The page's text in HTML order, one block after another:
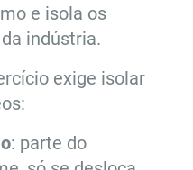
e isola os
indústria.
exige isolar
: parte do